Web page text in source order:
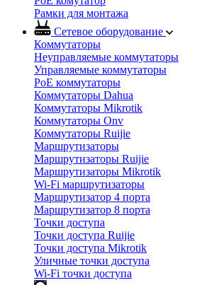
Рамки для монтажа
Сетевое оборудование
Коммутаторы
Неуправляемые коммутаторы
Управляемые коммутаторы
PoE коммутаторы
Коммутаторы Dahua
Коммутаторы Mikrotik
Коммутаторы Onv
Коммутаторы Ruijie
Маршрутизаторы
Маршрутизаторы Ruijie
Маршрутизаторы Mikrotik
Wi-Fi маршрутизаторы
Маршрутизатор 4 порта
Маршрутизатор 8 порта
Точки доступа
Точки доступа Ruijie
Точки доступа Mikrotik
Уличные точки доступа
Wi-Fi точки доступа